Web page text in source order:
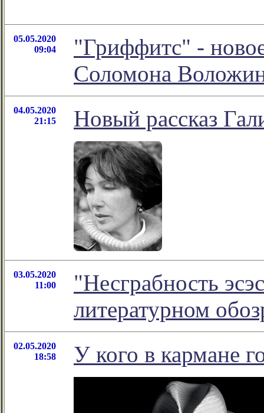
05.05.2020
09:04
"Гриффитс" -
Соломона
04.05.2020
21:15
Новый рассказ
03.05.2020
11:00
"Несграбность
литературном
02.05.2020
18:58
У кого в кармане